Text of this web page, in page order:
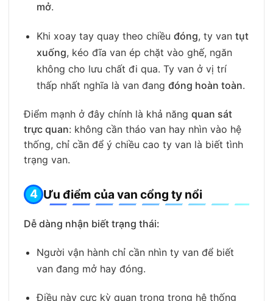
mở.
Khi xoay tay quay theo chiều đóng, ty van tụt
xuống, kéo đĩa van ép chặt vào ghế, ngăn
không cho lưu chất đi qua. Ty van ở vị trí
thấp nhất nghĩa là van đang đóng hoàn toàn.
Điểm mạnh ở đây chính là khả năng quan sát
trực quan: không cần tháo van hay nhìn vào hệ
thống, chỉ cần để ý chiều cao ty van là biết tình
trạng van.
Ưu điểm của van cổng ty nổi
Dễ dàng nhận biết trạng thái:
Người vận hành chỉ cần nhìn ty van để biết
van đang mở hay đóng.
Điều này cực kỳ quan trọng trong hệ thống